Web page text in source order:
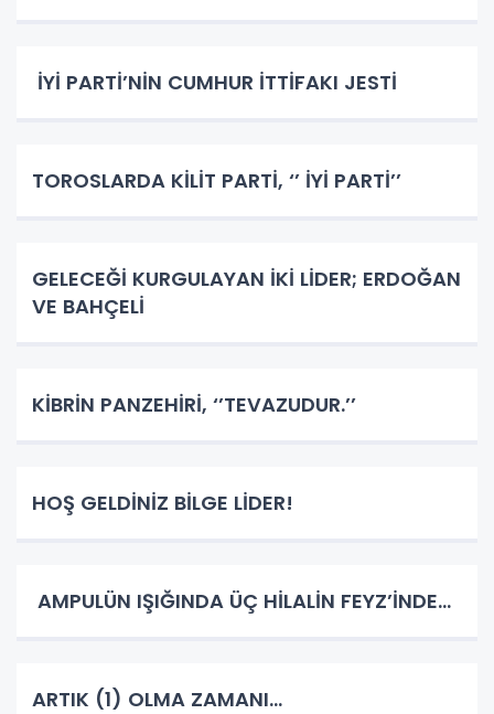
İYİ PARTİ’NİN CUMHUR İTTİFAKI JESTİ
TOROSLARDA KİLİT PARTİ, ‘’ İYİ PARTİ’’
GELECEĞİ KURGULAYAN İKİ LİDER; ERDOĞAN
VE BAHÇELİ
KİBRİN PANZEHİRİ, ‘’TEVAZUDUR.’’
HOŞ GELDİNİZ BİLGE LİDER!
AMPULÜN IŞIĞINDA ÜÇ HİLALİN FEYZ’İNDE…
ARTIK (1) OLMA ZAMANI…